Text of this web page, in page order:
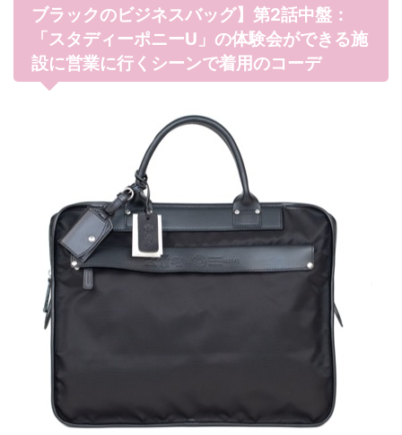
ブラックのビジネスバッグ】第2話中盤：
「スタディーポニーU」の体験会ができる施
設に営業に行くシーンで着用のコーデ